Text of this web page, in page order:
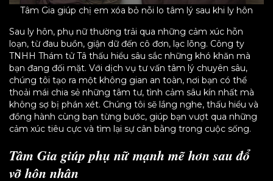
Tâm Gia giúp chị em xóa bỏ nỗi lo tâm lý sau khi ly hôn
Sau ly hôn, phụ nữ thường trải qua những cảm xúc hỗn
loạn, từ đau buồn, giận dữ đến cô đơn, lạc lõng. Công ty
TNHH Thám tử Tâ thấu hiểu sâu sắc những khó khăn mà
bạn đang đối mặt. Với dịch vụ tư vấn tâm lý chuyên sâu,
chúng tôi tạo ra một không gian an toàn, nơi bạn có thể
thoải mái chia sẻ những tâm tư, tình cảm sâu kín nhất mà
không sợ bị phán xét. Chúng tôi sẽ lắng nghe, thấu hiểu và
đồng hành cùng bạn từng bước, giúp bạn vượt qua những
cảm xúc tiêu cực và tìm lại sự cân bằng trong cuộc sống.
Tâm Gia giúp phụ nữ mạnh mẽ hơn sau đổ
vỡ hôn nhân